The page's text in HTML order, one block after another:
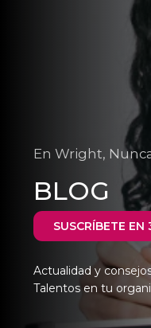
En Wright,
BLOG
SUSCRÍBETE EN
Actualidad y
Talentos en tu